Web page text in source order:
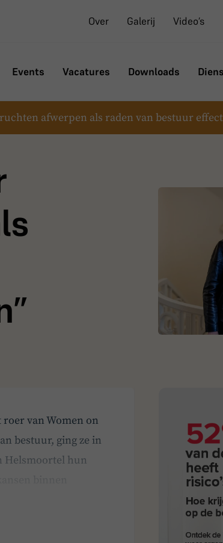
Over Galerij Video’s
Events Vacatures Downloads
afwerpen als raden van bestuur
roer van Women on
bestuur, ging ze in
Helsmoortel hun